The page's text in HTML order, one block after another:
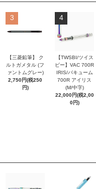
3
【三菱鉛筆】 ク
ルトガメタル (フ
ァントムグレー)
2,750円(税250
円)
4
【TWSBI/ツイス
ビー】VAC 700R
IRIS/バキューム
700R アイリス
(M/中字)
22,000円(税2,00
0円)